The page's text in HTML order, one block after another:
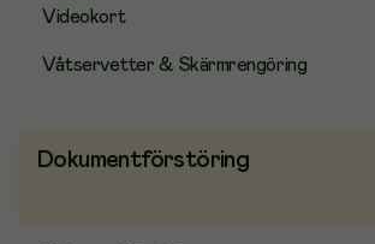
Videokort
Våtservetter & Skärmrengöring
Dokumentförstöring